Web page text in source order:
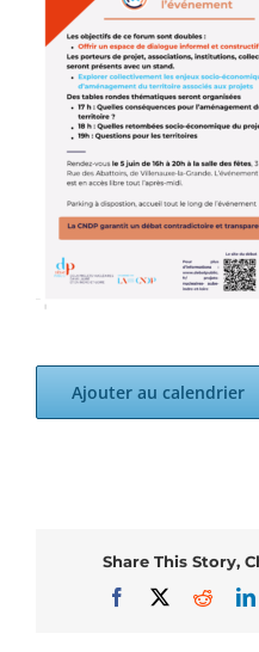
Ajouter au calendrier
Share This Story,
Facebook
X Reddit